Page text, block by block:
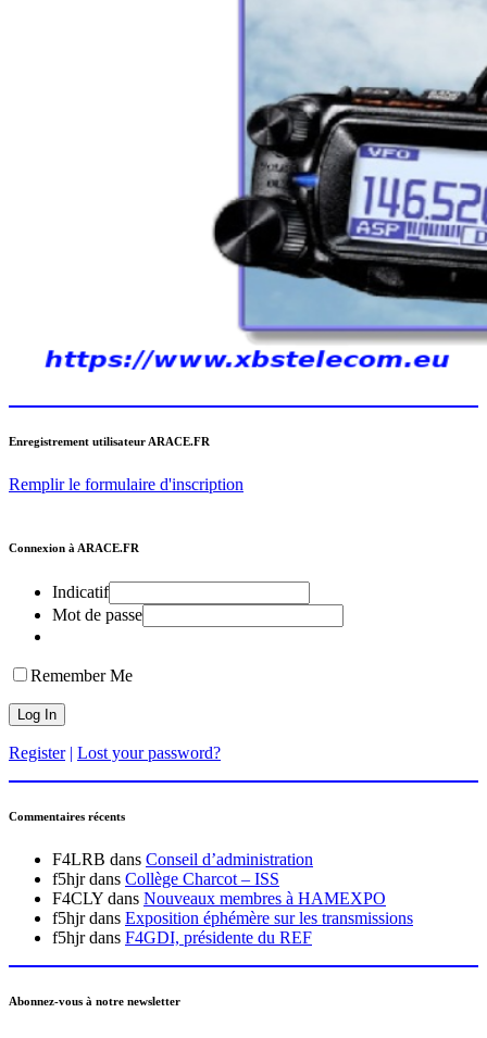
Enregistrement utilisateur ARACE.FR
Remplir le formulaire d'inscription
Connexion à ARACE.FR
Indicatif
Mot de passe
Remember Me
Register| Lost your password?
Commentaires récents
F4LRB dans Conseil d’administration
f5hjrdans Collège Charcot – ISS
F4CLY dans Nouveaux membres à HAMEXPO
f5hjrdans Exposition éphémère sur les transmissions
f5hjrdans F4GDI, présidente du REF
Abonnez-vous à notre newsletter